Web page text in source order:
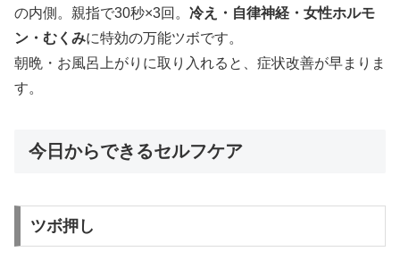
の内側。親指で30秒×3回。 冷え・自律神経・女性ホルモ
ン・むくみに特効の万能ツボです。
朝晩・お風呂上がりに取り入れると、症状改善が早まりま
す。
今日からできるセルフケア
ツボ押し